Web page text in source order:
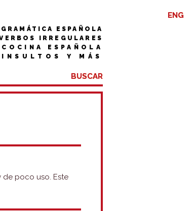
GRAMÁTICA ESPAÑOLA
IRREGULARES
COCINA ESPAÑOLA
INSULTOS Y MÁS
ENG
de poco uso. Este